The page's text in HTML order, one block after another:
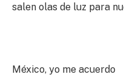
salen olas de luz para
México, yo me acuerdo